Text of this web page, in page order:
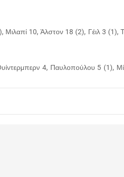
Μιλαπί 10, Άλστον 18 (2), Γέιλ 3 (1),
4, Παυλοπούλου 5 (1),